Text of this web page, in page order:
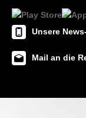
Unsere
Mail an die